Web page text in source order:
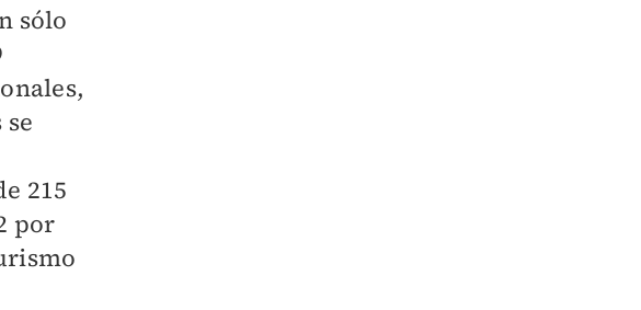
sólo
215
por